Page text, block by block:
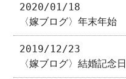
2020/01/18
〈嫁ブログ〉年末年始
2019/12/23
〈嫁ブログ〉結婚記念日